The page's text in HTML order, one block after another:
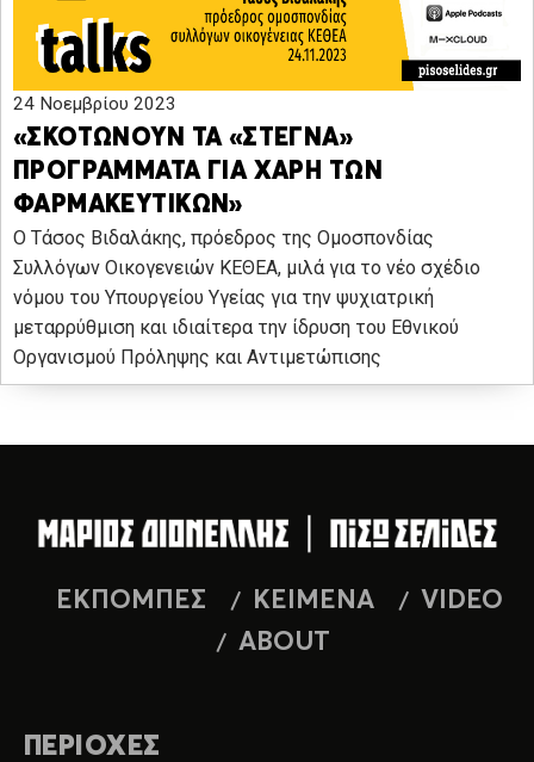
24 Νοεμβρίου 2023
«ΣΚΟΤΩΝΟΥΝ ΤΑ «ΣΤΕΓΝΑ»
ΠΡΟΓΡΑΜΜΑΤΑ ΓΙΑ ΧΑΡΗ ΤΩΝ
ΦΑΡΜΑΚΕΥΤΙΚΩΝ»
Ο Τάσος Βιδαλάκης, πρόεδρος της Ομοσπονδίας
Συλλόγων Οικογενειών ΚΕΘΕΑ, μιλά για το νέο σχέδιο
νόμου του Υπουργείου Υγείας για την ψυχιατρική
μεταρρύθμιση και ιδιαίτερα την ίδρυση του Εθνικού
Οργανισμού Πρόληψης και Αντιμετώπισης
ΕΚΠΟΜΠΕΣ ΚΕΙΜΕΝΑ
VIDEO
ABOUT
ΠΕΡΙΟΧΕΣ